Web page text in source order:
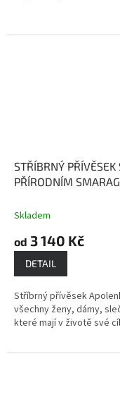
STŘÍBRNÝ PŘÍVĚSEK
PŘÍRODNÍM
kámen bohatství a
Skladem
od 3 140 Kč
DETAIL
Stříbrný přívěsek
všechny ženy, dámy,
které mají v životě své